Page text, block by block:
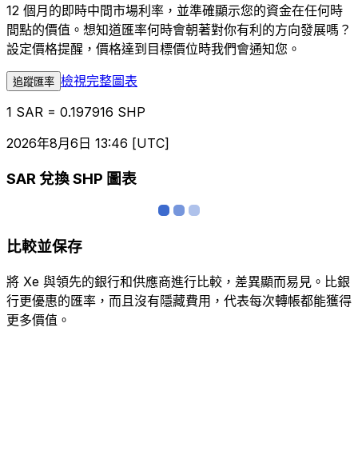
12 個月的即時中間市場利率，並準確顯示您的資金在任何時
間點的價值。想知道匯率何時會朝著對你有利的方向發展嗎？
設定價格提醒，價格達到目標價位時我們會通知您。
追蹤匯率 檢視完整圖表
1 SAR = 0.197916 SHP
2026年8月6日 13:46 [UTC]
SAR 兌換 SHP 圖表
比較並保存
將 Xe 與領先的銀行和供應商進行比較，差異顯而易見。比銀
行更優惠的匯率，而且沒有隱藏費用，代表每次轉帳都能獲得
更多價值。